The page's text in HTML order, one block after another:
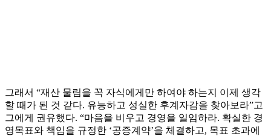
그래서 “재산 물림을 꼭 자식에게만 하여야 하는지 이제 생각
할 때가 된 것 같다. 유능하고 성실한 후계자감을 찾아보라”고
그에게 권유했다. “마음을 비우고 경영을 일임하라. 확실한 경
영목표와 책임을 규정한 ‘공증계약’을 체결하고, 목표 초과에